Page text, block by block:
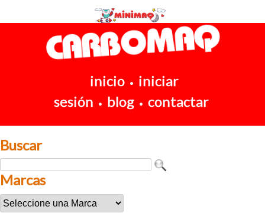
inicio • iniciar
sesión • blog • contactar
Buscar
Marcas